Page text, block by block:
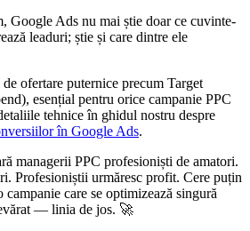
Google Ads nu mai știe doar ce cuvinte-
leaduri; știe și care dintre ele
ofertare puternice precum Target
esențial pentru orice campanie PPC
tehnice în ghidul nostru despre
în Google Ads.
managerii PPC profesioniști de amatori.
Profesioniștii urmăresc profit. Cere puțin
campanie care se optimizează singură
— linia de jos. 🚀